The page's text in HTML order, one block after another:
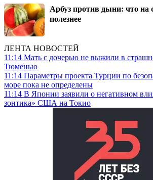
Арбуз против дыни: что на
полезнее
ЛЕНТА НОВОСТЕЙ
11:14 Мать с дочерью не выжили в
Тюменью
11:14 Параметры проекта Турции по
море пока не определены
11:14 В Японии заявили о негативном
зонтика» США на Токио